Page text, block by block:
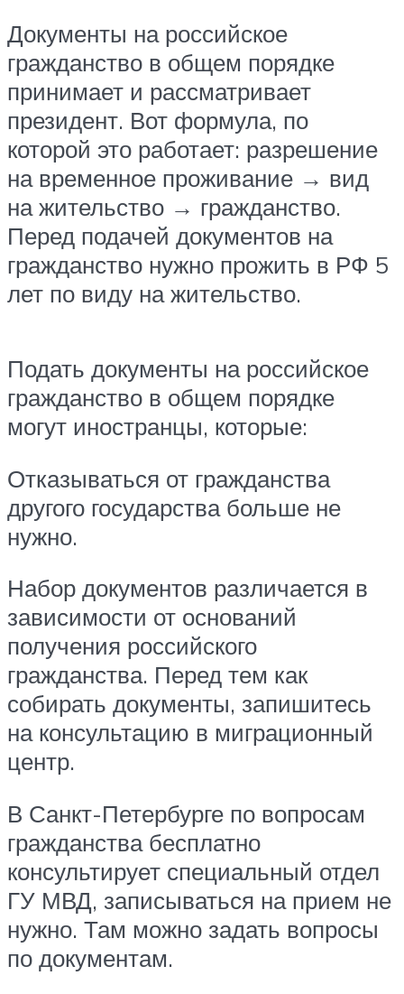
Документы на российское
гражданство в общем порядке
принимает и рассматривает
президент. Вот формула, по
которой это работает: разрешение
на временное проживание → вид
на жительство → гражданство.
Перед подачей документов на
гражданство нужно прожить в РФ 5
лет по виду на жительство.
Подать документы на российское
гражданство в общем порядке
могут иностранцы, которые:
Отказываться от гражданства
другого государства больше не
нужно.
Набор документов различается в
зависимости от оснований
получения российского
гражданства. Перед тем как
собирать документы, запишитесь
на консультацию в миграционный
центр.
В Санкт-Петербурге по вопросам
гражданства бесплатно
консультирует специальный отдел
ГУ МВД, записываться на прием не
нужно. Там можно задать вопросы
по документам.